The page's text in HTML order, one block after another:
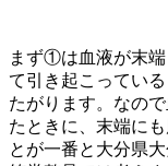
まず①は血液が末
て引き起こってい
たがります。なの
たときに、末端に
とが一番と大分県